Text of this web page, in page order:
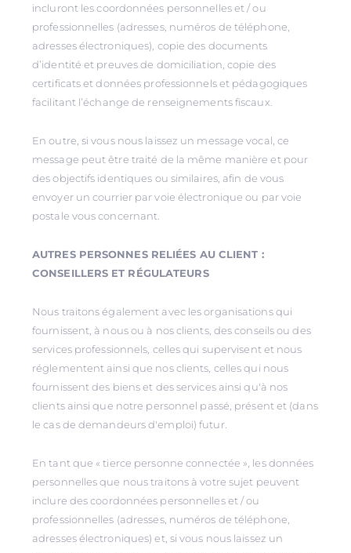
incluront les coordonnées personnelles et / ou
professionnelles (adresses, numéros de téléphone,
adresses électroniques), copie des documents
d’identité et preuves de domiciliation, copie des
certificats et données professionnels et pédagogiques
facilitant l’échange de renseignements fiscaux.
En outre, si vous nous laissez un message vocal, ce
message peut être traité de la même manière et pour
des objectifs identiques ou similaires, afin de vous
envoyer un courrier par voie électronique ou par voie
postale vous concernant.
AUTRES PERSONNES RELIÉES AU CLIENT :
CONSEILLERS ET RÉGULATEURS
Nous traitons également avec les organisations qui
fournissent, à nous ou à nos clients, des conseils ou des
services professionnels, celles qui supervisent et nous
réglementent ainsi que nos clients, celles qui nous
fournissent des biens et des services ainsi qu'à nos
clients ainsi que notre personnel passé, présent et (dans
le cas de demandeurs d'emploi) futur.
En tant que « tierce personne connectée », les données
personnelles que nous traitons à votre sujet peuvent
inclure des coordonnées personnelles et / ou
professionnelles (adresses, numéros de téléphone,
adresses électroniques) et, si vous nous laissez un